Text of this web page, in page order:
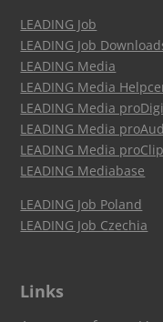
LEADING Job
LEADING Job
LEADING Media
LEADING Media
LEADING Media proDigi
LEADING Media
LEADING Media
LEADING Mediabase
LEADING Job Poland
LEADING Job Czechia
Links